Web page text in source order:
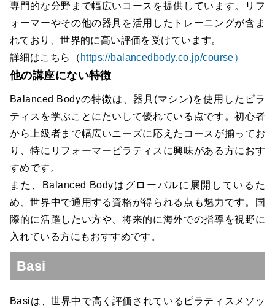
専門的な分野まで幅広いコースを提供しています。リフ
ォーマーやその他の器具を活用したトレーニングが含ま
れており、世界的に高い評価を受けています。
詳細はこちら（ https://balancedbody.co.jp/course）
他の講座にない特徴
Balanced Bodyの特徴は、器具(マシン)を使用したピラ
ティスを学ぶことにたいして優れている点です。初心者
から上級者まで幅広いニーズに応えたコースが揃ってお
り、特にリフォーマーピラティスに興味がある方におす
すめです。
また、Balanced Bodyはグローバルに展開しているた
め、世界中で通用する資格が得られる点も魅力です。国
際的に活躍したい方や、将来的に海外での指導を視野に
入れている方にもおすすめです。
Basi
Basiは、世界中で高く評価されているピラティスメソッ